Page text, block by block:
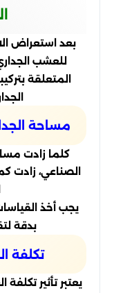
بعد استعراض
للعشب
المتعلقة
مساحة
كلما زادت
الصناعي، زادت
يجب أخذ
بدقة
تكلفة
يعتبر تأثير